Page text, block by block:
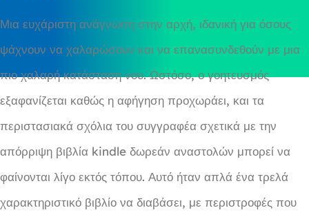
Μια ευχάριστη ανάγνωση στην αρχή, ιδανική για όσους
ψάχνουν να χαλαρώσουν και να επανασυνδεθούν με μια
πιο χαλαρή κατάσταση νου. Ωστόσο, ο γοητευσμός
εξαφανίζεται καθώς η αφήγηση προχωράει, και τα
περιστασιακά σχόλια του συγγραφέα σχετικά με την
απόρριψη βιβλία kindle δωρεάν αναστολών μπορεί να
φαίνονται λίγο εκτός τόπου. Αυτό ήταν απλά ένα τρελά
χαρακτηριστικό βιβλίο να διαβάσει, με περιστροφές που